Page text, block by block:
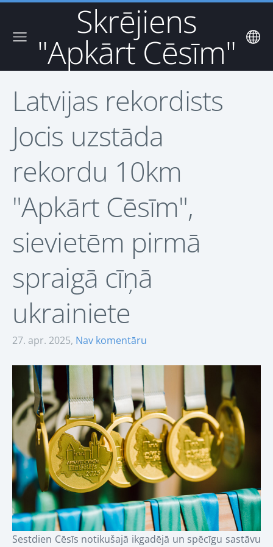
Skrējiens
"Apkārt Cēsīm"
Latvijas rekordists
Jocis uzstāda
rekordu 10km
"Apkārt Cēsīm",
sievietēm pirmā
spraigā cīņā
ukrainiete
27. apr. 2025, Nav komentāru
Sestdien Cēsīs notikušajā ikgadējā un spēcīgu sastāvu